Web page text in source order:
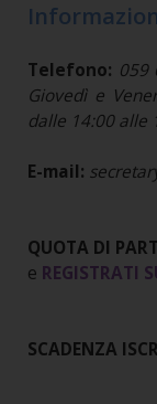
Telefono: 059
Giovedì e
dalle 14:00 alle
E-mail:
QUOTA DI
e REGISTRATI
SCADENZA